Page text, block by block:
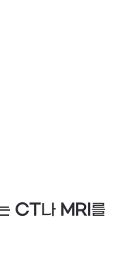
CT나 MRI 를